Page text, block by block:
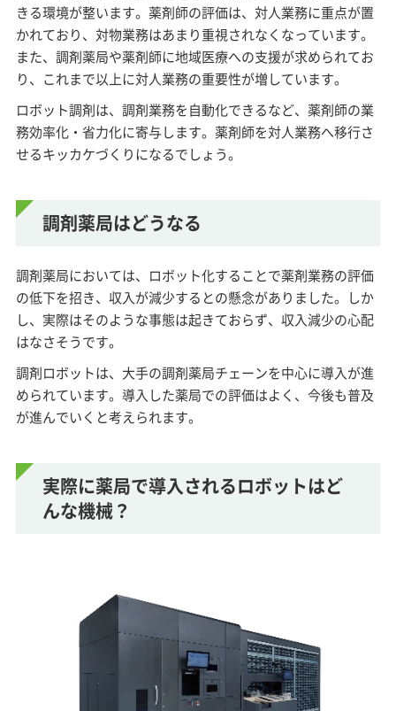
きる環境が整います。薬剤師の評価は、対人業務に重点が置
かれており、対物業務はあまり重視されなくなっています。
また、調剤薬局や薬剤師に地域医療への支援が求められてお
り、これまで以上に対人業務の重要性が増しています。
ロボット調剤は、調剤業務を自動化できるなど、薬剤師の業
務効率化・省力化に寄与します。薬剤師を対人業務へ移行さ
せるキッカケづくりになるでしょう。
調剤薬局はどうなる
調剤薬局においては、ロボット化することで薬剤業務の評価
の低下を招き、収入が減少するとの懸念がありました。しか
し、実際はそのような事態は起きておらず、収入減少の心配
はなさそうです。
調剤ロボットは、大手の調剤薬局チェーンを中心に導入が進
められています。導入した薬局での評価はよく、今後も普及
が進んでいくと考えられます。
実際に薬局で導入されるロボットはど
んな機械？